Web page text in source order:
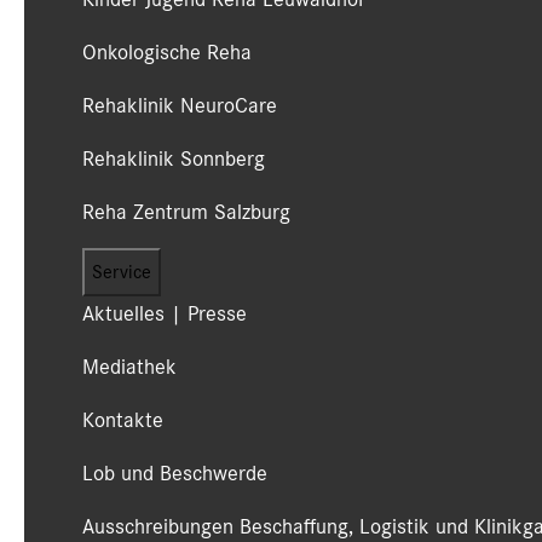
Onkologische Reha
Rehaklinik NeuroCare
Rehaklinik Sonnberg
Reha Zentrum Salzburg
Service
Aktuelles | Presse
Mediathek
Kontakte
Lob und Beschwerde
Ausschreibungen Beschaffung, Logistik und